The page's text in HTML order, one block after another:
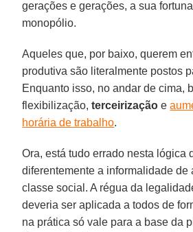
gerações e gerações, a sua
monopólio.
Aqueles que, por baixo, querem
produtiva são literalmente postos
Enquanto isso, no andar de cima,
flexibilização,terceirização e
horária de trabalho.
Ora, está tudo errado nesta lógica
diferentemente a informalidade de
classe social. A régua da
deveria ser aplicada a todos de
na prática só vale para a base da